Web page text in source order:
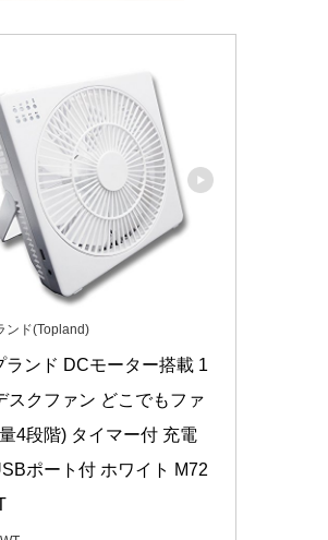
ンド(Topland)
ランド DCモーター搭載 1
スクファン どこでもファ
4段階) タイマー付 充電
ポート付 ホワイト M72